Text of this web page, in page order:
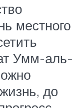
местного
Умм-аль-
до